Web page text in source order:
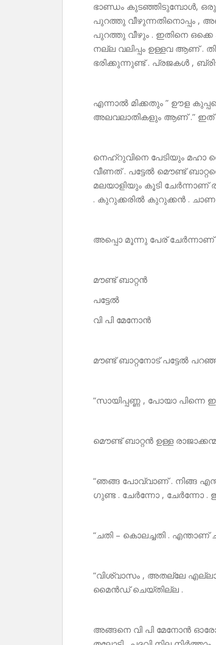
ഭാണ്ഡം കുടഞ്ഞിടുമ്പോൾ, ഒരു
പുറത്തു വീഴുന്നതിനൊപ്പം ,
പുറത്തു വീഴും . ഇതിനെ
നല്ല വലിപ്പം ഉള്ളവ ആണ് .
ഭരിക്കുന്നുണ്ട് . പ്രജകൾ ,
എന്നാൽ മിക്കതും ” ഊള
അലവലാതികളും ആണ് .” ഇത്
നെഹ്‌റുവിനെ പേടിയും മഹാ
വീണത് . പട്ടേൽ മൌണ്ട്
മലയാളിയും കൂടി ചേർന്നാണ്
. കുറുക്കരിൽ കുറുക്കൻ .
അപ്പൊ മൂന്നു പേര് ചേർന്നാണ്
മൗണ്ട് ബാറ്റൻ
പട്ടേൽ
വി പി മേനോൻ
മൗണ്ട് ബാറ്റനോട് പട്ടേൽ
“സായിപ്പണ്ണ , പോയാ
മൌണ്ട് ബാറ്റൻ ഉള്ള
“ഞങ്ങ പോവ്വാണ് . നിങ്ങ
ഗുണ്ട . ചേർന്നോ , ചേർന്നോ .
“ചതി – കൊലച്ചതി . എന്താണ്
“വിശ്വാസം , അതല്ലേ
മൈൻഡ് ചെയ്തില്ല .
അങ്ങനെ വി പി മേനോൻ ഓരോ